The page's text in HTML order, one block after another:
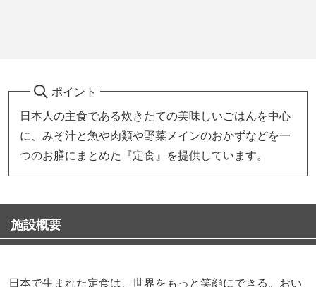
ポイント
日本人の主食である炊きたての美味しいごはんを中心
に、みそ汁と魚や肉類や野菜メインのおかずなどを一
つのお膳にまとめた『定食』を提供しています。
施設概要
日本で生まれた定食は、世界をもっと笑顔にできる。おい